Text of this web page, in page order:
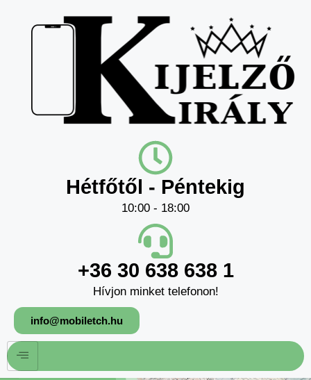
Hétfőtől - Péntekig
10:00 - 18:00
+36 30 638 638 1
Hívjon minket telefonon!
info@mobiletch.hu